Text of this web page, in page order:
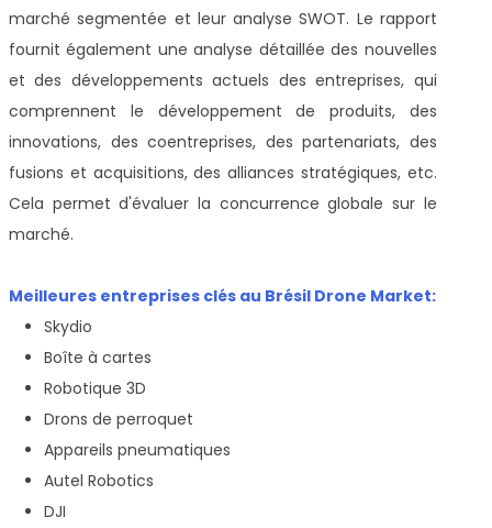
marché segmentée et leur analyse SWOT. Le rapport
fournit également une analyse détaillée des nouvelles
et des développements actuels des entreprises, qui
comprennent le développement de produits, des
innovations, des coentreprises, des partenariats, des
fusions et acquisitions, des alliances stratégiques, etc.
Cela permet d'évaluer la concurrence globale sur le
marché.
Meilleures entreprises clés au Brésil Drone Market:
Skydio
Boîte à cartes
Robotique 3D
Drons de perroquet
Appareils pneumatiques
Autel Robotics
DJI